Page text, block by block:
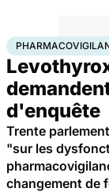
AccueilSanté
d'enquête
Trente
"sur les
changement de